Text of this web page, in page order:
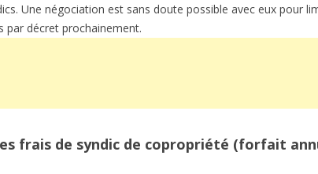
Une négociation est sans doute possible avec eux pour
par décret prochainement.
frais de syndic de copropriété (forfait